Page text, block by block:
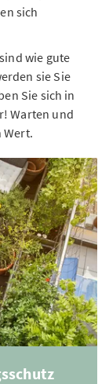
sich
wie gute
sie Sie
Sie sich in
Warten und
Wert.